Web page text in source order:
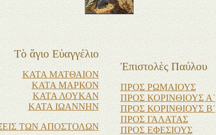
Τὸ ἅγιο Εὐαγγέλιο
ΚΑΤΑ ΜΑΤΘΑΙΟΝ
ΚΑΤΑ ΜΑΡΚΟΝ
ΚΑΤΑ ΛΟΥΚΑΝ
ΚΑΤΑ ΙΩΑΝΝΗΝ
ΤΩΝ ΑΠΟΣΤΟΛΩΝ
ἘπιστολὲςΠαύλου
ΠΡΟΣ ΡΩΜΑΙΟΥΣ
ΠΡΟΣ ΚΟΡΙΝΘΙΟΥΣ Α΄
ΠΡΟΣ ΚΟΡΙΝΘΙΟΥΣ Β΄
ΠΡΟΣ ΓΑΛΑΤΑΣ
ΠΡΟΣ ΕΦΕΣΙΟΥΣ